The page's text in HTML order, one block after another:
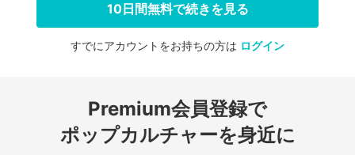
ログインする
10日間無料で続きを見る
すでにアカウントをお持ちの方は ログイン
Premium会員登録で
ポップカルチャーを身近に